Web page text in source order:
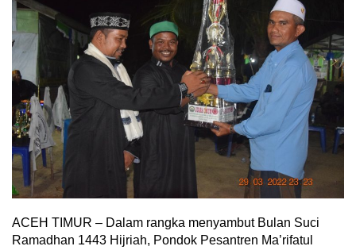
ACEH TIMUR – Dalam rangka menyambut Bulan Suci
Ramadhan 1443 Hijriah, Pondok Pesantren Ma’rifatul